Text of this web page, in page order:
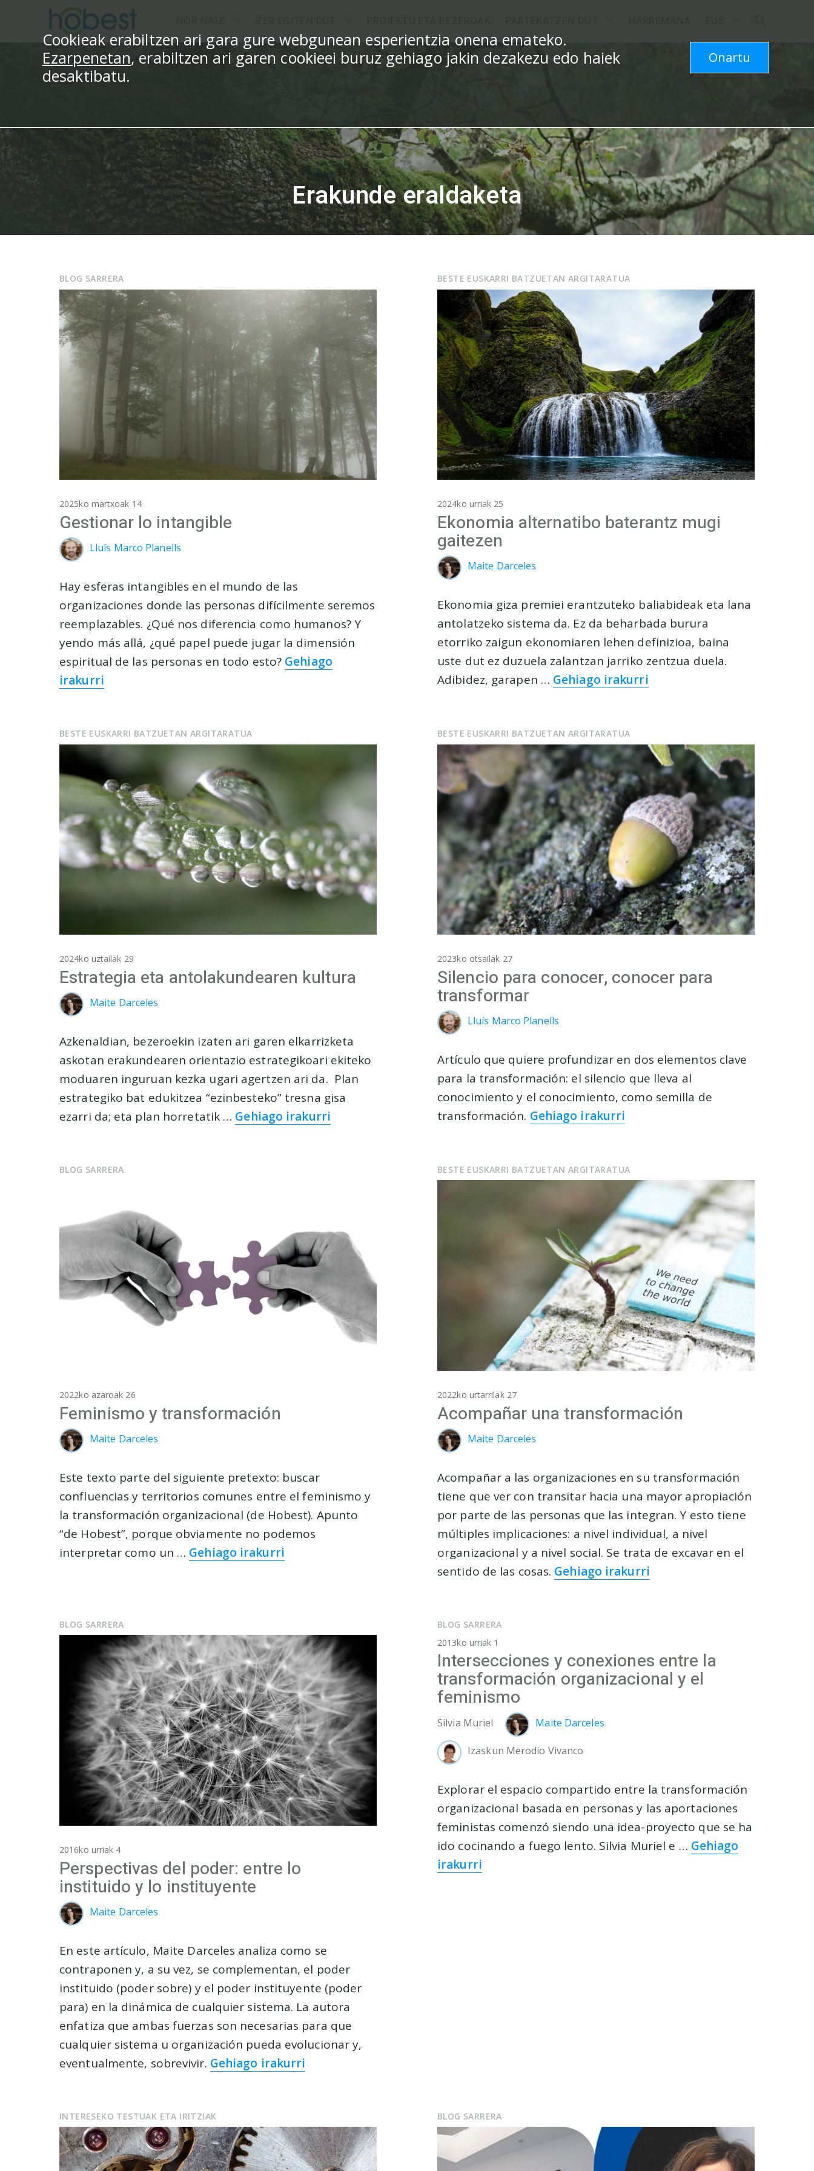
Erakunde eraldaketa
BLOG SARRERA
2025ko martxoak 14
Gestionar lo intangible
Lluís Marco Planells
Hay esferas intangibles en el mundo de las
organizaciones donde las personas difícilmente seremos
reemplazables. ¿Qué nos diferencia como humanos? Y
yendo más allá, ¿qué papel puede jugar la dimensión
espiritual de las personas en todo esto? Gehiago
irakurri
BESTE EUSKARRI BATZUETAN ARGITARATUA
2024ko urriak 25
Ekonomia alternatibo baterantz mugi
gaitezen
Maite Darceles
Ekonomia giza premiei erantzuteko baliabideak eta lana
antolatzeko sistema da. Ez da beharbada burura
etorriko zaigun ekonomiaren lehen definizioa, baina
uste dut ez duzuela zalantzan jarriko zentzua duela.
Adibidez, garapen … Gehiago irakurri
BESTE EUSKARRI BATZUETAN ARGITARATUA
2024ko uztailak 29
Estrategia eta antolakundearen kultura
Maite Darceles
Azkenaldian, bezeroekin izaten ari garen elkarrizketa
askotan erakundearen orientazio estrategikoari ekiteko
moduaren inguruan kezka ugari agertzen ari da. Plan
estrategiko bat edukitzea “ezinbesteko” tresna gisa
ezarri da; eta plan horretatik … Gehiago irakurri
BESTE EUSKARRI BATZUETAN ARGITARATUA
2023ko otsailak 27
Silencio para conocer, conocer para
transformar
Lluís Marco Planells
Artículo que quiere profundizar en dos elementos clave
para la transformación: el silencio que lleva al
conocimiento y el conocimiento, como semilla de
transformación. Gehiago irakurri
BLOG SARRERA
2022ko azaroak 26
Feminismo y transformación
Maite Darceles
Este texto parte del siguiente pretexto: buscar
confluencias y territorios comunes entre el feminismo y
la transformación organizacional (de Hobest). Apunto
“de Hobest”, porque obviamente no podemos
interpretar como un … Gehiago irakurri
BESTE EUSKARRI BATZUETAN ARGITARATUA
2022ko urtarrilak 27
Acompañar una transformación
Maite Darceles
Acompañar a las organizaciones en su transformación
tiene que ver con transitar hacia una mayor apropiación
por parte de las personas que las integran. Y esto tiene
múltiples implicaciones: a nivel individual, a nivel
organizacional y a nivel social. Se trata de excavar en el
sentido de las cosas. Gehiago irakurri
BLOG SARRERA
2016ko urriak 4
Perspectivas del poder: entre lo
instituido y lo instituyente
Maite Darceles
En este artículo, Maite Darceles analiza como se
contraponen y, a su vez, se complementan, el poder
instituido (poder sobre) y el poder instituyente (poder
para) en la dinámica de cualquier sistema. La autora
enfatiza que ambas fuerzas son necesarias para que
cualquier sistema u organización pueda evolucionar y,
eventualmente, sobrevivir. Gehiago irakurri
BLOG SARRERA
2013ko urriak 1
Intersecciones y conexiones entre la
transformación organizacional y el
feminismo
Silvia Muriel Maite Darceles
Izaskun Merodio Vivanco
Explorar el espacio compartido entre la transformación
organizacional basada en personas y las aportaciones
feministas comenzó siendo una idea-proyecto que se ha
ido cocinando a fuego lento. Silvia Muriel e … Gehiago
irakurri
INTERESEKO TESTUAK ETA IRITZIAK BLOG SARRERA
Cookieak erabiltzen ari gara gure webgunean esperientzia onena emateko.
Ezarpenetan, erabiltzen ari garen cookieei buruz gehiago jakin dezakezu edo haiek
desaktibatu.
Onartu